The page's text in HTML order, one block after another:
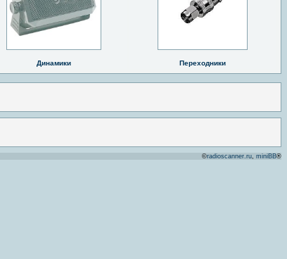
Динамики Переходники
©radioscanner.ru, miniBB®